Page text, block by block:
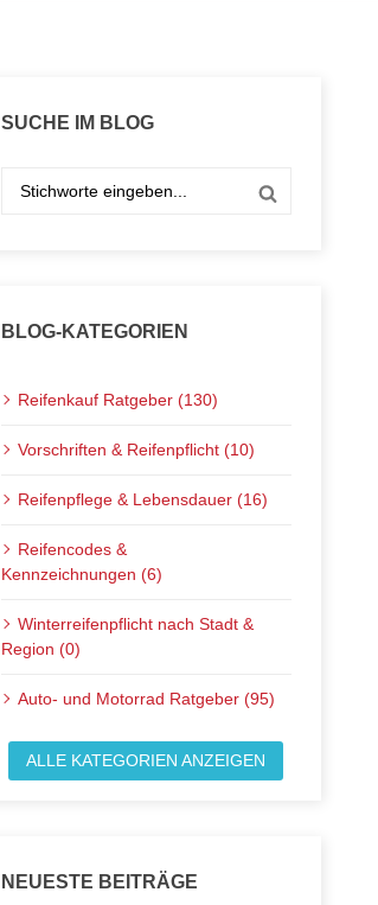
Veröffentlicht am:
SUCHE IM BLOG
BLOG-KATEGORIEN
Reifenkauf Ratgeber (130)
Vorschriften & Reifenpflicht (10)
Reifenpflege & Lebensdauer (16)
Reifencodes &
Kennzeichnungen (6)
Winterreifenpflicht nach Stadt &
Region (0)
Auto- und Motorrad Ratgeber (95)
ALLE KATEGORIEN ANZEIGEN
NEUESTE BEITRÄGE